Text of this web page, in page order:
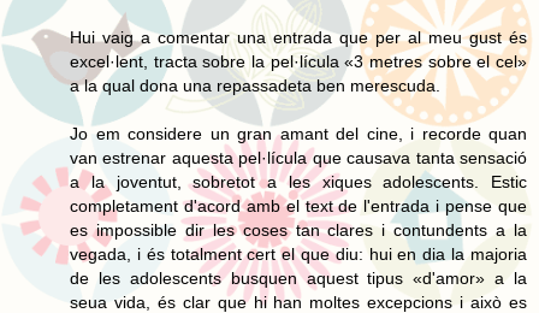
Hui vaig a comentar una entrada que per al meu gust és
excel·lent, tracta sobre la pel·lícula «3 metres sobre el cel»
a la qual dona una repassadeta ben merescuda.
Jo em considere un gran amant del cine, i recorde quan
van estrenar aquesta pel·lícula que causava tanta sensació
a la joventut, sobretot a les xiques adolescents. Estic
completament d'acord amb el text de l'entrada i pense que
es impossible dir les coses tan clares i contundents a la
vegada, i és totalment cert el que diu: hui en dia la majoria
de les adolescents busquen aquest tipus «d'amor» a la
seua vida, és clar que hi han moltes excepcions i això es